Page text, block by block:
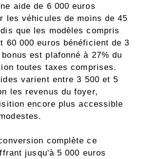
aide de 6 000 euros
les véhicules de moins de 45
que les modèles compris
60 000 euros bénéficient de 3
est plafonné à 27% du
toutes taxes comprises.
varient entre 3 500 et 5
les revenus du foyer,
encore plus accessible
complète ce
jusqu'à 5 000 euros